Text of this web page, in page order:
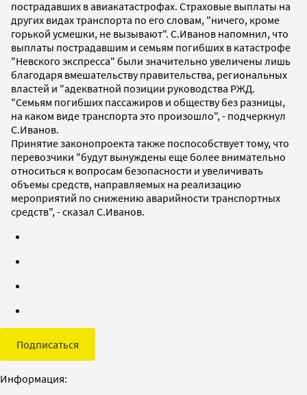
пострадавших в авиакатастрофах. Страховые выплаты на
других видах транспорта по его словам, "ничего, кроме
горькой усмешки, не вызывают". С.Иванов напомнил, что
выплаты пострадавшим и семьям погибших в катастрофе
"Невского экспресса" были значительно увеличены лишь
благодаря вмешательству правительства, региональных
властей и "адекватной позиции руководства РЖД.
"Семьям погибших пассажиров и обществу без разницы,
на каком виде транспорта это произошло", - подчеркнул
С.Иванов.
Принятие законопроекта также поспособствует тому, что
перевозчики "будут вынуждены еще более внимательно
относиться к вопросам безопасности и увеличивать
объемы средств, направляемых на реализацию
мероприятий по снижению аварийности транспортных
средств", - сказал С.Иванов.
Подписаться
Информация: